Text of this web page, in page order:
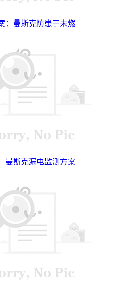
：曼斯克防患于未燃
曼斯克漏电监测方案